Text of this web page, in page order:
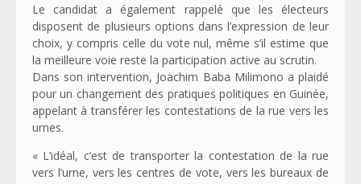
Le candidat a également rappelé que les électeurs
disposent de plusieurs options dans l’expression de leur
choix, y compris celle du vote nul, même s’il estime que
la meilleure voie reste la participation active au scrutin.
Dans son intervention, Joachim Baba Milimono a plaidé
pour un changement des pratiques politiques en Guinée,
appelant à transférer les contestations de la rue vers les
urnes.
« L’idéal, c’est de transporter la contestation de la rue
vers l’urne, vers les centres de vote, vers les bureaux de